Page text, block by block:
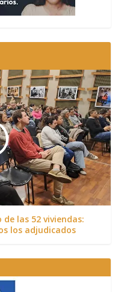
las 52 viviendas:
los adjudicados